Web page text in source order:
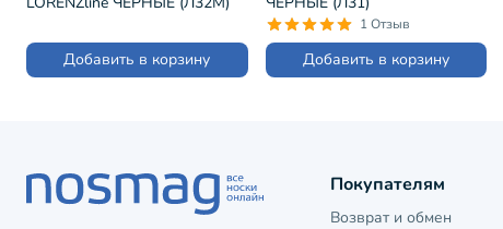
Добавить в корзину
1 Отзыв
Добавить в корзину
Покупателям
Возврат и обмен